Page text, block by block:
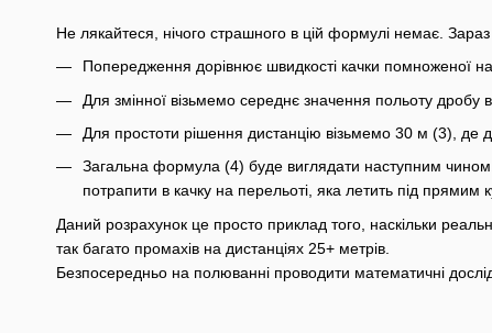
Не лякайтеся, нічого страшного в цій формулі немає.
Попередження дорівнює швидкості качки помноженої
Для змінної візьмемо середнє значення польоту дробу
Для простоти рішення дистанцію візьмемо 30 м (3), де
Загальна формула (4) буде виглядати наступним
потрапити в качку на перельоті, яка летить під
Даний розрахунок це просто приклад того, наскільки
так багато промахів на дистанціях 25+ метрів.
Безпосередньо на полюванні проводити математичні